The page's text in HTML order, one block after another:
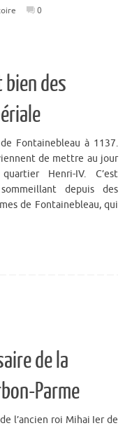
0
bien des
Fontainebleau à 1137.
de mettre au jour
Henri-IV. C’est
depuis des
de Fontainebleau, qui
de la
Parme
l’ancien roi Mihai Ier de